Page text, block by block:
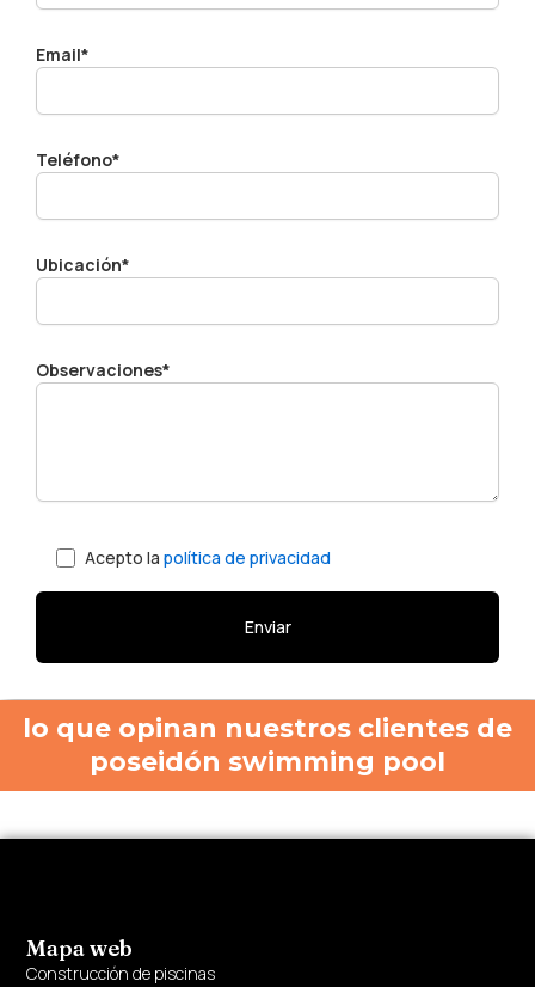
Email*
Teléfono*
Ubicación*
Observaciones*
Acepto la política de privacidad
lo que opinan nuestros clientes de
poseidón swimming pool
Mapa web
Construcción de piscinas